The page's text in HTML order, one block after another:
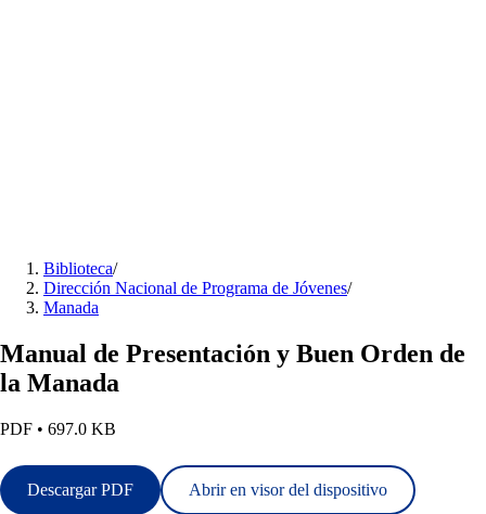
Biblioteca/
Dirección Nacional de Programa de Jóvenes/
Manada
Manual de Presentación y Buen Orden de
la Manada
PDF • 697.0 KB
Descargar PDF Abrir en visor del dispositivo